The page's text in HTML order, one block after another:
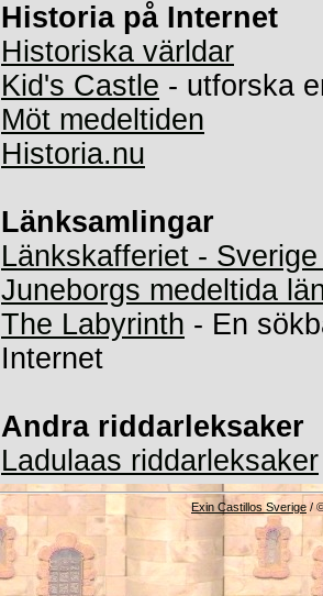
Historia på Internet
Historiska världar
Kid's Castle - utforska
Möt medeltiden
Historia.nu
Länksamlingar
Länkskafferiet -
Juneborgs medeltida
The Labyrinth - En
Internet
Andra riddarleksaker
Ladulaas riddarleksaker
Exin Castillos Sverige /